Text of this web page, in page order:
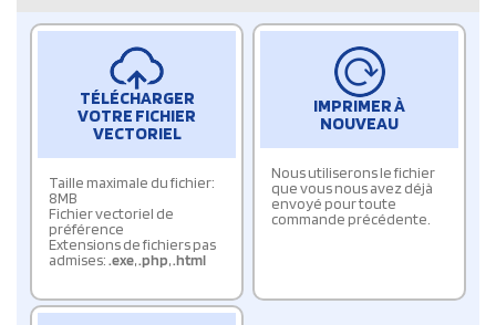
TÉLÉCHARGER
VOTRE FICHIER
VECTORIEL
Taille maximale du fichier:
8MB
Fichier vectoriel de
préférence
Extensions de fichiers pas
admises:.exe,.php,.html
IMPRIMER À
NOUVEAU
Nous utiliserons le fichier
que vous nous avez déjà
envoyé pour toute
commande précédente.